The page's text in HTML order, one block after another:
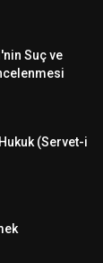
Suç ve
(Servet-i